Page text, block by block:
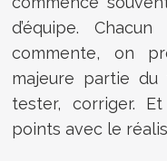
d’équipe.
commente, on
majeure partie du
tester, corriger.
points avec le